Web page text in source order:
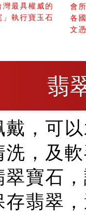
最具權威的
執行寶玉石
會
各
文
翡
戴，可
，及
翠寶石
存翡翠